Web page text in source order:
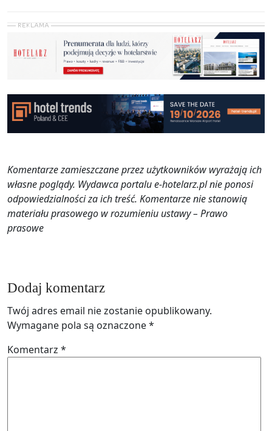
Komentarze zamieszczane przez użytkowników wyrażają ich
własne poglądy. Wydawca portalu e-hotelarz.pl nie ponosi
odpowiedzialności za ich treść. Komentarze nie stanowią
materiału prasowego w rozumieniu ustawy – Prawo
prasowe
Dodaj komentarz
Twój adres email nie zostanie opublikowany.
Wymagane pola są oznaczone*
Komentarz *